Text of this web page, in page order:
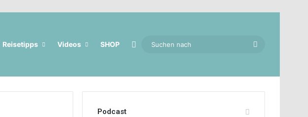
Reisetipps Videos SHOP Skin umschalten
Podcast